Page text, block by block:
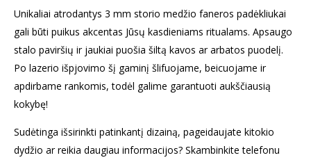
Unikaliai atrodantys 3 mm storio medžio faneros padėkliukai
gali būti puikus akcentas Jūsų kasdieniams ritualams. Apsaugo
stalo paviršių ir jaukiai puošia šiltą kavos ar arbatos puodelį.
Po lazerio išpjovimo šį gaminį šlifuojame, beicuojame ir
apdirbame rankomis, todėl galime garantuoti aukščiausią
kokybę!
Sudėtinga išsirinkti patinkantį dizainą, pageidaujate kitokio
dydžio ar reikia daugiau informacijos? Skambinkite telefonu